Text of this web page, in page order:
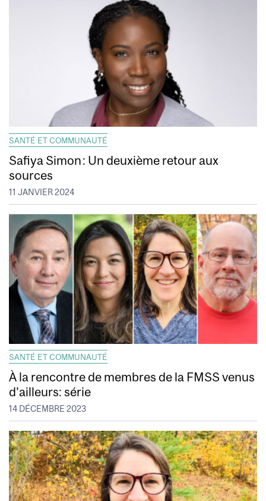
SANTÉ ET COMMUNAUTÉ
Safiya Simon : Un deuxième retour aux
sources
11 JANVIER 2024
SANTÉ ET COMMUNAUTÉ
À la rencontre de membres de la FMSS venus
d’ailleurs: série
14 DÉCEMBRE 2023